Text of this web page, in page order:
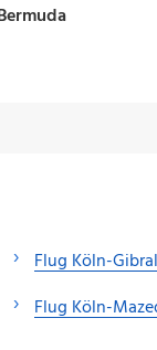
Flug Köln-
Flug Köln-